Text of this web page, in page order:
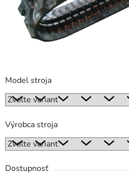
Model stroja
Výrobca stroja
Dostupnosť